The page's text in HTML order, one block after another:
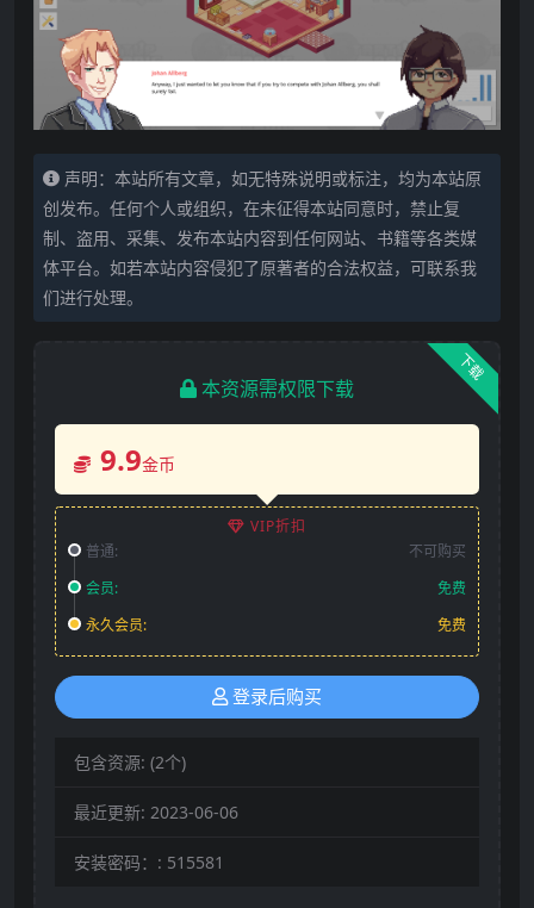
声明：本站所有文章，如无特殊说明或标注，均为本站原
创发布。任何个人或组织，在未征得本站同意时，禁止复
制、盗用、采集、发布本站内容到任何网站、书籍等各类媒
体平台。如若本站内容侵犯了原著者的合法权益，可联系我
们进行处理。
下载
本资源需权限下载
9.9金币
VIP折扣
普通:
不可购买
会员:
免费
永久会员:
免费
登录后购买
包含资源: (2个)
最近更新: 2023-06-06
安装密码：: 515581